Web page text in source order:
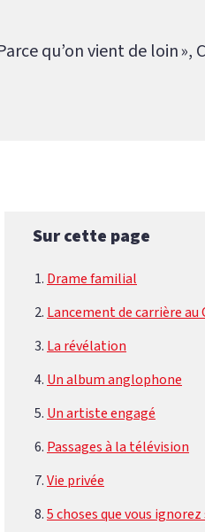
qu’on vient de loin
Sur cette page
Drame familial
Lancement de carrière au
La révélation
Un album anglophone
Un artiste engagé
Passages à la télévision
Vie privée
5 choses que vous